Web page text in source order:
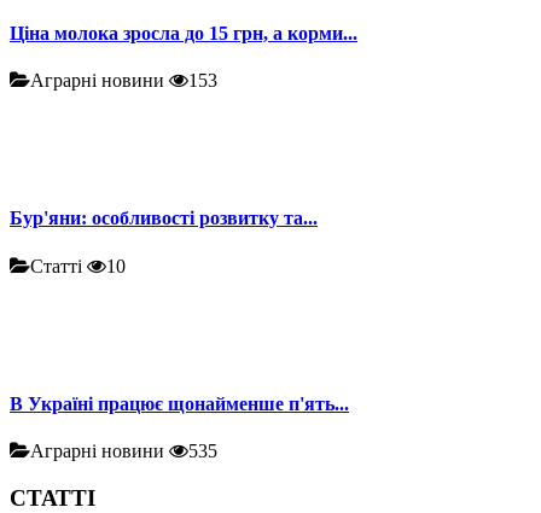
Ціна молока зросла до 15 грн, а корми...
Аграрні новини 153
Бур'яни: особливості розвитку та...
Статті 10
В Україні працює щонайменше п'ять...
Аграрні новини 535
СТАТТІ